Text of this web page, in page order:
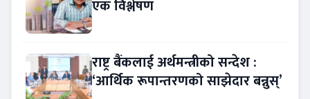
एक विश्लेषण
राष्ट्र बैंकलाई अर्थमन्त्रीको सन्देश :
‘आर्थिक रूपान्तरणको साझेदार बन्नुस्’